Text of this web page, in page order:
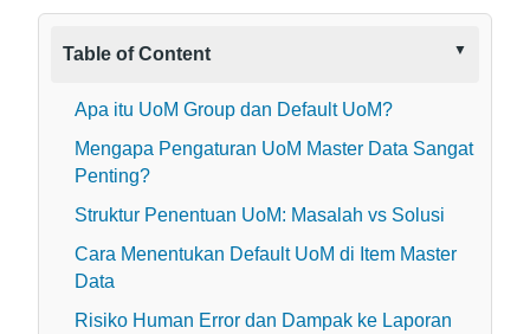
Table of Content
Apa itu UoM Group dan Default UoM?
Mengapa Pengaturan UoM Master Data Sangat
Penting?
Struktur Penentuan UoM: Masalah vs Solusi
Cara Menentukan Default UoM di Item Master
Data
Risiko Human Error dan Dampak ke Laporan